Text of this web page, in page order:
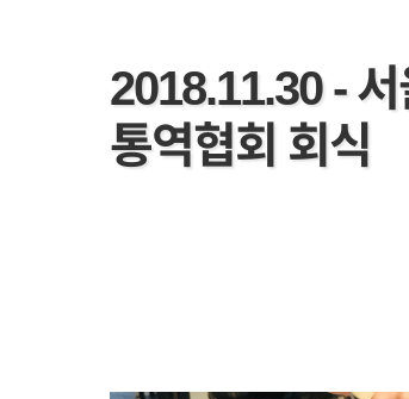
2018.11.30 -
통역협회 회식